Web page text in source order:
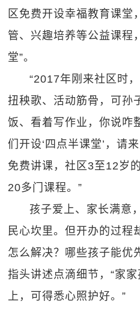
区免费开设幸福教育课堂
管、兴趣培养等公益课程
堂”。
“2017年刚来社区时
扭秧歌、活动筋骨，可孙
饭、看着写作业，你说咋
们开设‘四点半课堂’，请
免费讲课，社区3至12岁
20多门课程。”
孩子爱上、家长满意
民心坎里。但开办的过程
怎么解决？哪些孩子能优
指头讲述点滴细节，“家
上，可得悉心照护好。”